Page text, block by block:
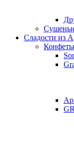
Сладости из